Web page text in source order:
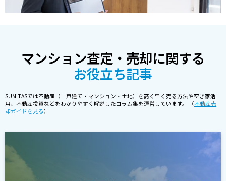
マンション査定・売却に関する
お役立ち記事
SUMiTASでは不動産（一戸建て・マンション・土地）を高く早く売る方法や空き家活
用、不動産投資などをわかりやすく解説したコラム集を運営しています。 （不動産売
却ガイドを見る）